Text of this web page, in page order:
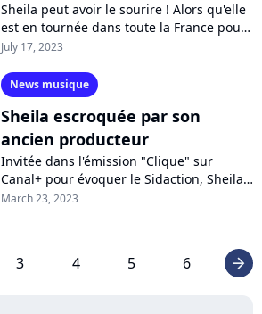
Sheila peut avoir le sourire ! Alors qu'elle
est en tournée dans toute la France pour
célébrer ses 60 ans de carrière, la
July 17, 2023
News musique
Sheila escroquée par son
ancien producteur
Invitée dans l'émission "Clique" sur
Canal+ pour évoquer le Sidaction, Sheila
est revenue sur sa longue carrière et ses
March 23, 2023
3 4 5 6 arrow_right